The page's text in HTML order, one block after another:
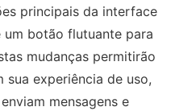
principais da interface
botão flutuante para
mudanças permitirão
sua experiência de uso,
mensagens e